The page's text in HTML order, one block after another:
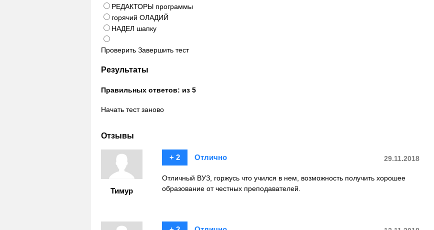
РЕДАКТОРЫ программы
горячий ОЛАДИЙ
НАДЕЛ шапку
Проверить Завершить тест
Результаты
Правильных ответов: из 5
Начать тест заново
Отзывы
Тимур
+ 2 Отлично 29.11.2018
Отличный ВУЗ, горжусь что учился в нем, возможность получить хорошее
образование от честных преподавателей.